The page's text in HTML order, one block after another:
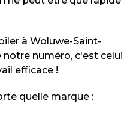
à Woluwe-Saint-
numéro, c'est celui
efficace !
quelle marque :